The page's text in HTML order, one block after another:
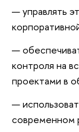
управлять
контроля на
проектами в
современном